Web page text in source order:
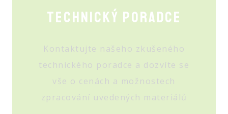
Technický poradce
Kontaktujte našeho zkušeného
technického poradce a dozvíte se
vše o cenách a možnostech
zpracování uvedených materiálů